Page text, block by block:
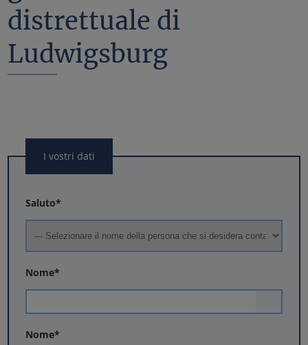
distrettuale di
Ludwigsburg
I vostri dati
Saluto*
Nome*
Nome*